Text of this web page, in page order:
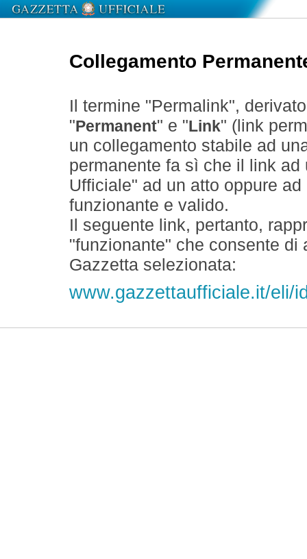
Collegamento
Il termine "Permalink",
" Permanent" e " Link" (link
un collegamento stabile ad
permanente fa sì che il link
Ufficiale" ad un atto oppure
funzionante e valido.
Il seguente link, pertanto,
"funzionante" che consente
Gazzetta selezionata:
www.gazzettaufficiale.it/eli/